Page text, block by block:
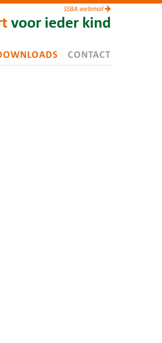
SSBA webmail
voor ieder kind
CONTACT